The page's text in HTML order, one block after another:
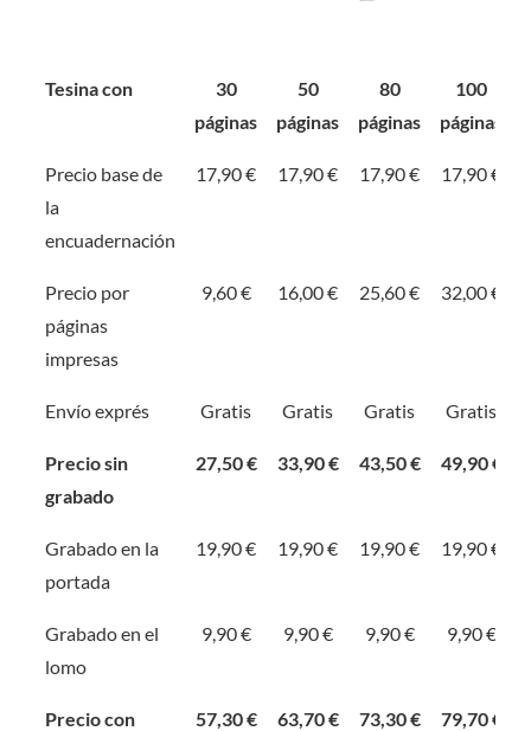
Tesina con
30
páginas
50
páginas
80
páginas
100
páginas
Precio base de
la
encuadernación
17,90 € 17,90 € 17,90 € 17,90 €
Precio por
páginas
impresas
9,60 € 16,00 € 25,60 € 32,00 €
Envío exprés Gratis Gratis Gratis Gratis
Precio sin
grabado
27,50 € 33,90 € 43,50 € 49,90 €
Grabado en la
portada
19,90 € 19,90 € 19,90 € 19,90 €
Grabado en el
lomo
9,90 € 9,90 € 9,90 € 9,90 €
Precio con
57,30 € 63,70 € 73,30 € 79,70 €